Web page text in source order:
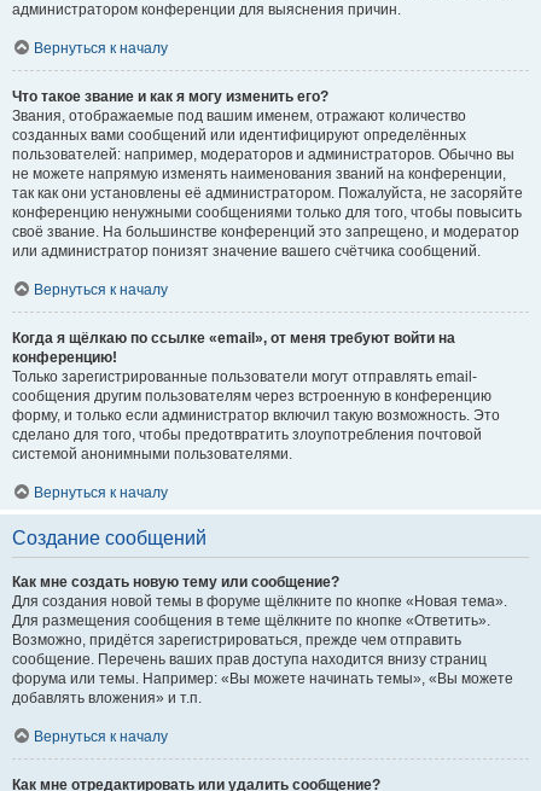
администратором конференции для выяснения причин.
Вернуться к началу
Что такое звание и как я могу изменить его?
Звания, отображаемые под вашим именем, отражают количество
созданных вами сообщений или идентифицируют определённых
пользователей: например, модераторов и администраторов. Обычно вы
не можете напрямую изменять наименования званий на конференции,
так как они установлены её администратором. Пожалуйста, не засоряйте
конференцию ненужными сообщениями только для того, чтобы повысить
своё звание. На большинстве конференций это запрещено, и модератор
или администратор понизят значение вашего счётчика сообщений.
Вернуться к началу
Когда я щёлкаю по ссылке «email», от меня требуют войти на
конференцию!
Только зарегистрированные пользователи могут отправлять email-
сообщения другим пользователям через встроенную в конференцию
форму, и только если администратор включил такую возможность. Это
сделано для того, чтобы предотвратить злоупотребления почтовой
системой анонимными пользователями.
Вернуться к началу
Создание сообщений
Как мне создать новую тему или сообщение?
Для создания новой темы в форуме щёлкните по кнопке «Новая тема».
Для размещения сообщения в теме щёлкните по кнопке «Ответить».
Возможно, придётся зарегистрироваться, прежде чем отправить
сообщение. Перечень ваших прав доступа находится внизу страниц
форума или темы. Например: «Вы можете начинать темы», «Вы можете
добавлять вложения» и т.п.
Вернуться к началу
Как мне отредактировать или удалить сообщение?